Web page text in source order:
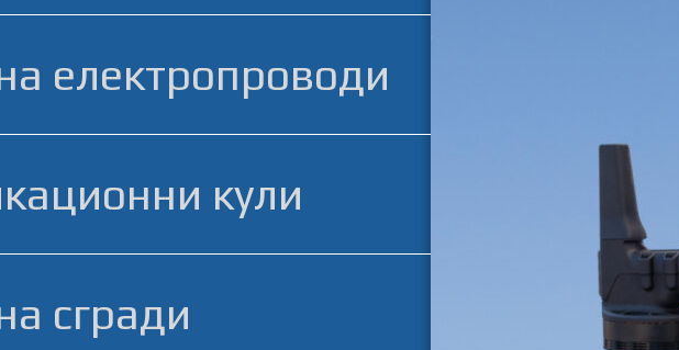
електропроводи
кули
сгради